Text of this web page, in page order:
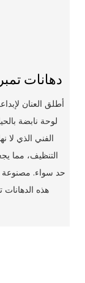
دهانات
لوحة نابضة
الفني الذي لا
التنظيف، مما
حد سواء. مصنوعة
هذه